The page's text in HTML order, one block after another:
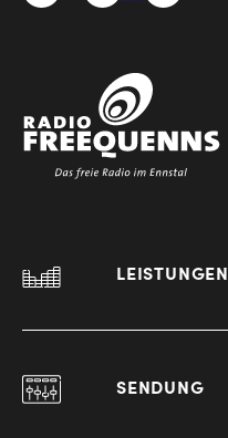
LEISTUNGEN
SENDUNG